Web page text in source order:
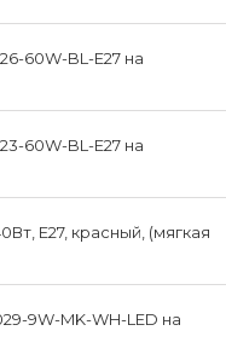
60W-BL-E27 на
60W-BL-E27 на
E27, красный, (мягкая
9W-MK-WH-LED на